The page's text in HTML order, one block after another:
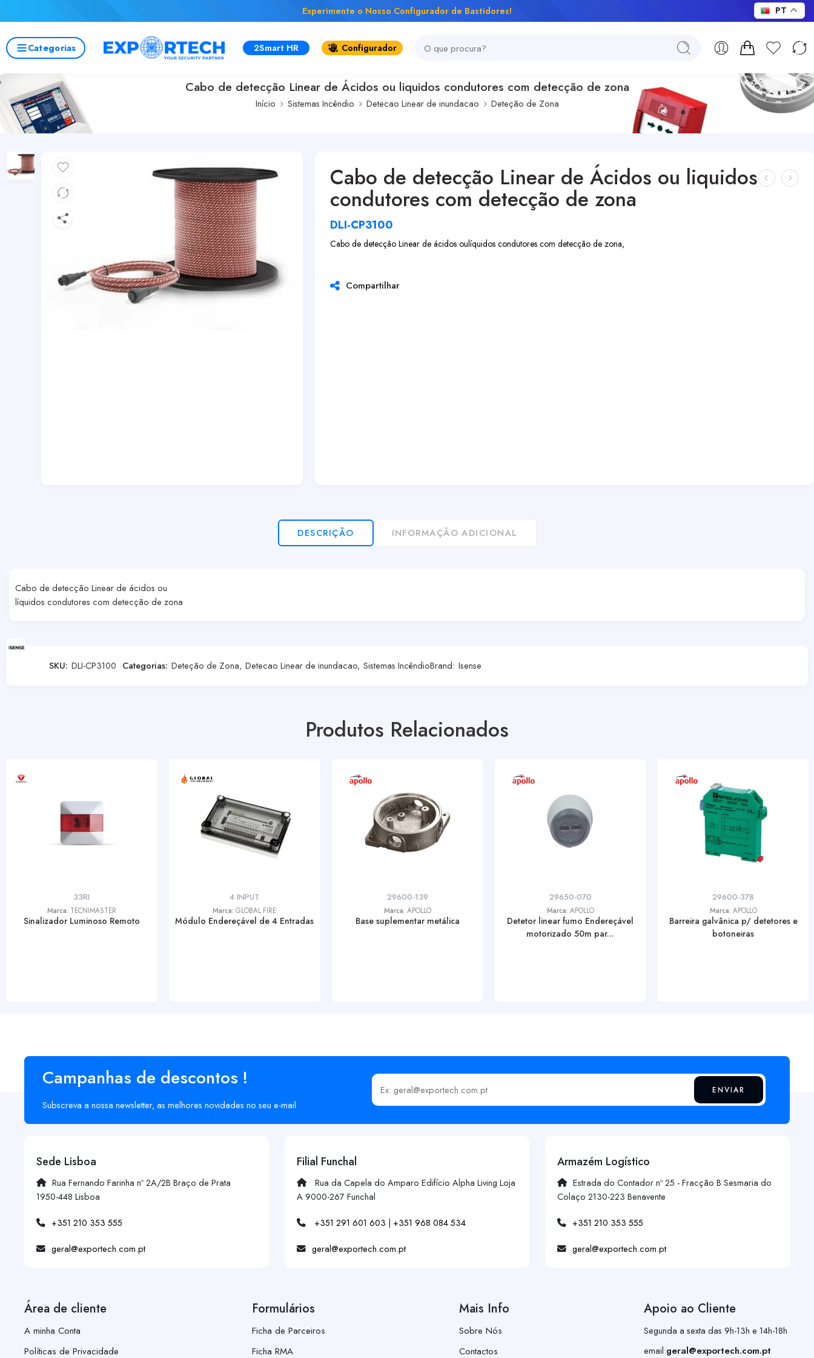
Experimente o Nosso Configurador de Bastidores!
Categorias 2Smart HR Configurador
Cabo de detecção Linear de Ácidos ou liquidos condutores com detecção de zona
Início Sistemas Incêndio Detecao Linear de inundacao Deteção de Zona
Cabo de detecção Linear de Ácidos ou liquidos
condutores com detecção de zona
DLI-CP3100
Cabo de detecção Linear de ácidos oulíquidos condutores com detecção de zona,
Compartilhar
DESCRIÇÃO INFORMAÇÃO ADICIONAL
Cabo de detecção Linear de ácidos ou
líquidos condutores com detecção de zona
SKU: DLI-CP3100 Categorias: Deteção de Zona, Detecao Linear de inundacao, Sistemas IncêndioBrand: Isense
Produtos Relacionados
33RI
Marca: TECNIMASTER
Sinalizador Luminoso Remoto
4 INPUT
Marca: GLOBAL FIRE
Módulo Endereçável de 4 Entradas
29600-139
Marca: APOLLO
Base suplementar metálica
29650-070
Marca: APOLLO
Detetor linear fumo Endereçável
motorizado 50m par...
29600-378
Marca: APOLLO
Barreira galvânica p/ detetores e
botoneiras
Campanhas de descontos !
Subscreva a nossa newsletter, as melhores novidades no seu e-mail
Insira o seu email ENVIAR
Sede Lisboa
Rua Fernando Farinha nº 2A/2B Braço de Prata
1950-448 Lisboa
+351 210 353 555
geral@exportech.com.pt
Filial Funchal
Rua da Capela do Amparo Edifício Alpha Living Loja
A 9000-267 Funchal
+351 291 601 603 | +351 968 084 534
geral@exportech.com.pt
Armazém Logístico
Estrada do Contador nº 25 - Fracção B Sesmaria do
Colaço 2130-223 Benavente
+351 210 353 555
geral@exportech.com.pt
Área de cliente
A minha Conta
Políticas de Privacidade
Formulários
Ficha de Parceiros
Ficha RMA
Mais Info
Sobre Nós
Contactos
Apoio ao Cliente
Segunda a sexta das 9h-13h e 14h-18h
email:geral@exportech.com.pt
PT